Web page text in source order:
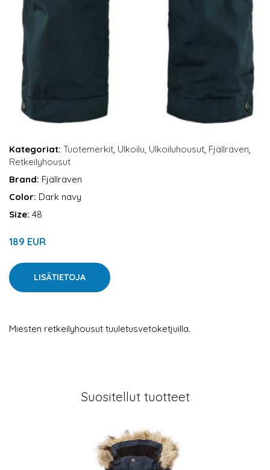
Kategoriat: Tuotemerkit, Ulkoilu, Ulkoiluhousut, Fjällräven,
Retkeilyhousut
Brand: Fjällräven
Color: Dark navy
Size: 48
189 EUR
LISÄTIETOJA
Miesten retkeilyhousut tuuletusvetoketjuilla.
Suositellut tuotteet